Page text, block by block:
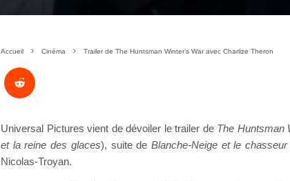
Accueil Cinéma Trailer de The Huntsman Winter’s War avec Charlize Theron
Universal Pictures vient de dévoiler le trailer de The Huntsman
et la reine des glaces), suite deBlanche-Neige et le chasseur
Nicolas-Troyan.